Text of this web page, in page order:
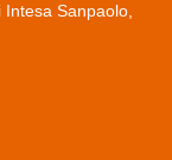
Sanpaolo,